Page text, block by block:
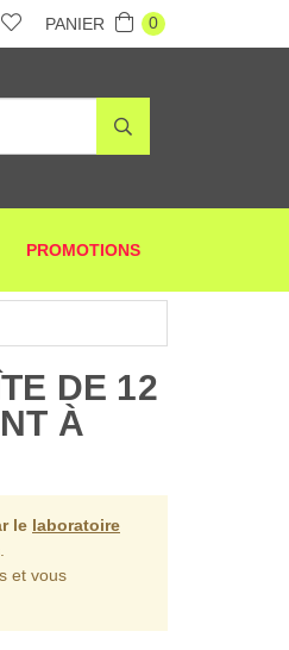
PANIER 0
PROMOTIONS
DE 12
À
le laboratoire
et vous